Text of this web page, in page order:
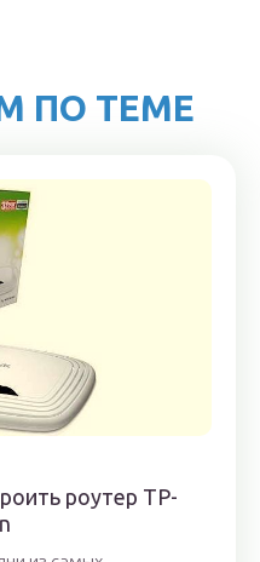
ПО ТЕМЕ
роутер TP-